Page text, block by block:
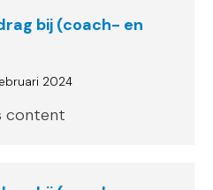
bij (coach- en
2024
content